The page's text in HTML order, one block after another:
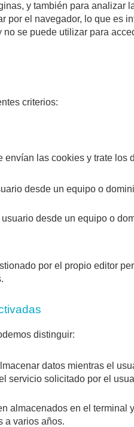
y también para analizar
el navegador, lo que es
se puede utilizar para
criterios:
las cookies y trate los
desde un equipo o
desde un equipo o
por el propio editor
distinguir:
datos mientras el
solicitado por el
almacenados en el
a varios años.